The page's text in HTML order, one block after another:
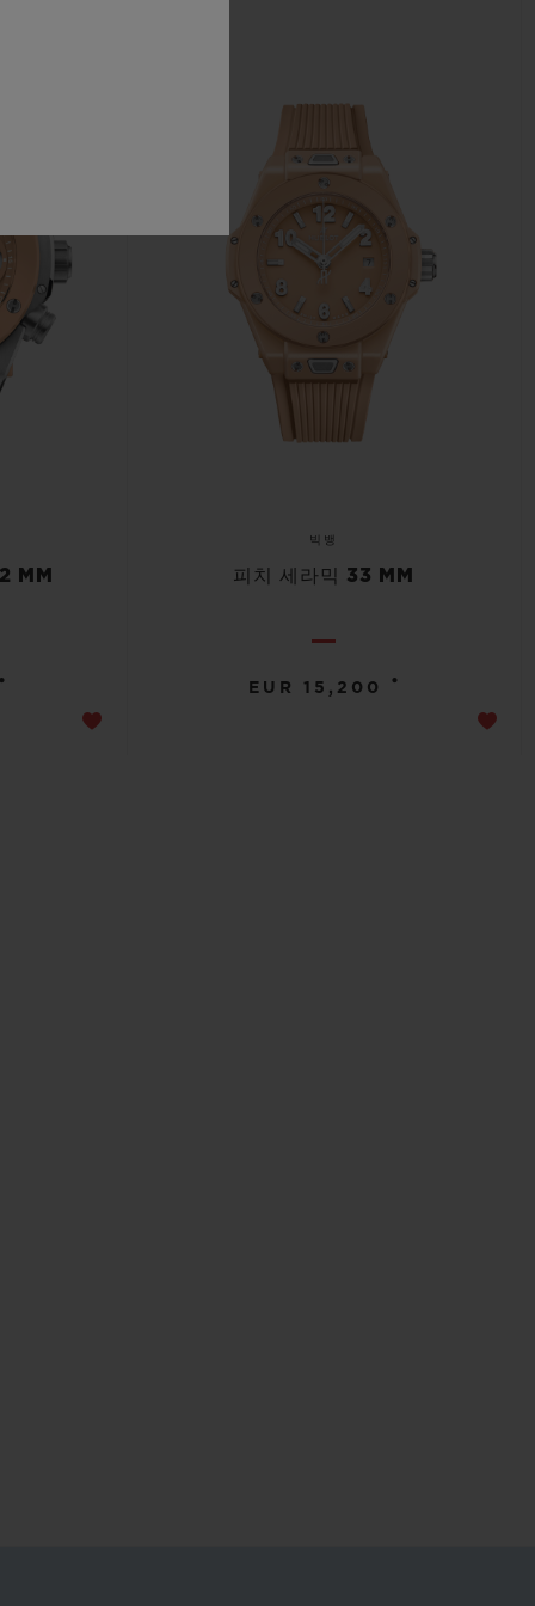
MM
빅뱅
피치 세라믹 33 MM
EUR 15,200 •